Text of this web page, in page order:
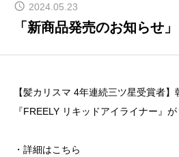
2024.05.23
「新商品発売のお知らせ」
【髪カリスマ 4年連続三ツ星受賞者
『FREELY リキッドアイライナー』が
・詳細はこちら